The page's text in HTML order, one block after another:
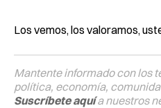
Los vemos, los valoramos,
Mantente informado con los
política, economía,
Suscríbete aquía nuestros